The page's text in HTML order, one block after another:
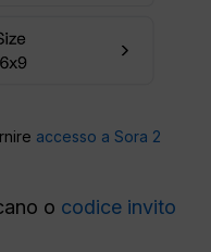
accesso a Sora 2
o codice invito